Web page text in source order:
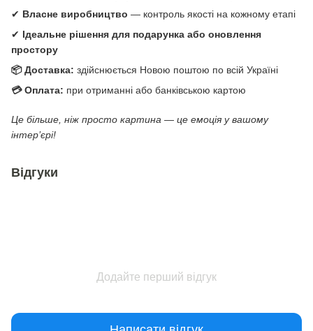
✔ Власне виробництво — контроль якості на кожному етапі
✔ Ідеальне рішення для подарунка або оновлення
простору
📦 Доставка: здійснюється Новою поштою по всій Україні
💳 Оплата: при отриманні або банківською картою
Це більше, ніж просто картина — це емоція у вашому
інтер’єрі!
Відгуки
Додайте перший відгук